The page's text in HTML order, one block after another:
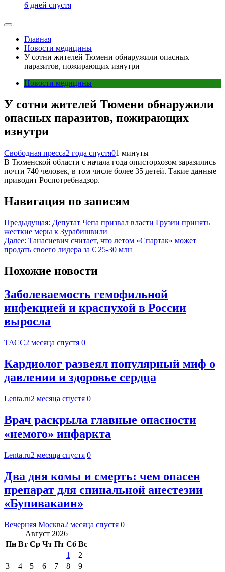
6 дней спустя
Главная
Новости медицины
У сотни жителей Тюмени обнаружили опасных
паразитов, пожирающих изнутри
Новости медицины
У сотни жителей Тюмени обнаружили
опасных паразитов, пожирающих
изнутри
Свободная пресса2 года спустя01 минуты
В Тюменской области с начала года описторхозом заразились
почти 740 человек, в том числе более 35 детей. Такие данные
приводит Роспотребнадзор.
Навигация по записям
Предыдущая: Депутат Чепа призвал власти Грузии принять
жесткие меры к Зурабишвили
Далее: Танасиевич считает, что летом «Спартак» может
продать своего лидера за € 25-30 млн
Похожие новости
Заболеваемость гемофильной
инфекцией и краснухой в России
выросла
ТАСС2 месяца спустя 0
Кардиолог развеял популярный миф о
давлении и здоровье сердца
Lenta.ru2 месяца спустя 0
Врач раскрыла главные опасности
«немого» инфаркта
Lenta.ru2 месяца спустя 0
Два дня комы и смерть: чем опасен
препарат для спинальной анестезии
«Бупивакаин»
Вечерняя Москва2 месяца спустя 0
Август 2026
Пн Вт Ср Чт Пт Сб Вс
1
2
3
4 5 6 7 8
9